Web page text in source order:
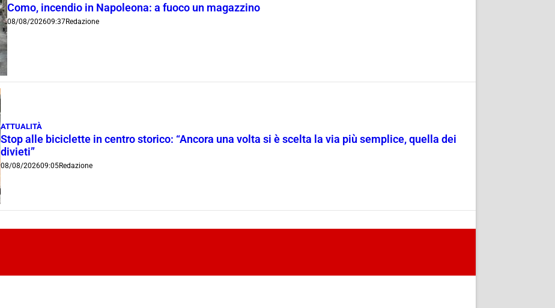
Como, incendio in Napoleona: a fuoco un magazzino
08/08/202609:37Redazione
ATTUALITÀ
Stop alle biciclette in centro storico: “Ancora una volta si è scelta la via più semplice, quella dei
divieti”
08/08/202609:05Redazione